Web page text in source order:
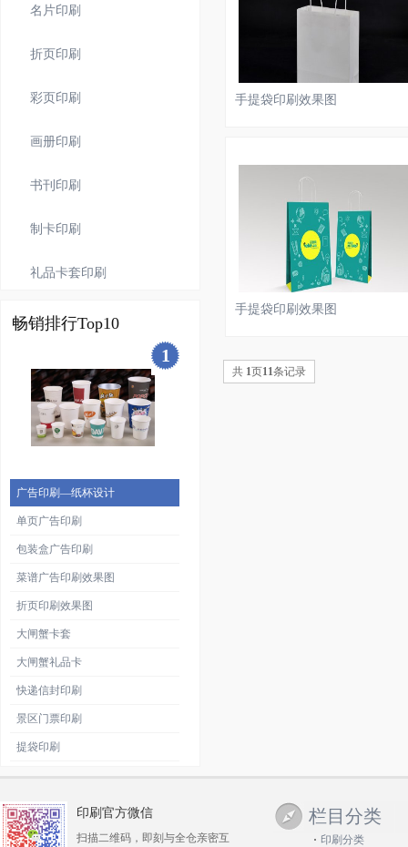
手提袋印刷效果图
手提袋印刷效果图
共 1页11条记录
名片印刷
折页印刷
彩页印刷
画册印刷
书刊印刷
制卡印刷
礼品卡套印刷
畅销排行Top10
广告印刷—纸杯设计
1
单页广告印刷
包装盒广告印刷
菜谱广告印刷效果图
折页印刷效果图
大闸蟹卡套
大闸蟹礼品卡
快递信封印刷
景区门票印刷
提袋印刷
栏目分类
印刷分类
印刷官方微信
扫描二维码，即刻与全仓亲密互